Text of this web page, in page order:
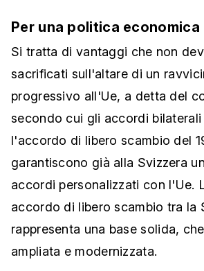
Per una politica economica
Si tratta di vantaggi che non
sacrificati sull'altare di un
progressivo all'Ue, a detta del
secondo cui gli accordi bilaterali
l'accordo di libero scambio del
garantiscono già alla Svizzera
accordi personalizzati con l'Ue.
accordo di libero scambio tra la
rappresenta una base solida,
ampliata e modernizzata.